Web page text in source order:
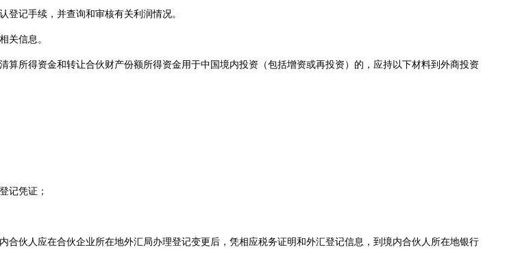
记手续，并查询和审核有关利润情况。
关信息。
所得资金和转让合伙财产份额所得资金用于中国境内投资（包括增资或再投资）的，应持以下材料到外商投资
记凭证；
伙人应在合伙企业所在地外汇局办理登记变更后，凭相应税务证明和外汇登记信息，到境内合伙人所在地银行